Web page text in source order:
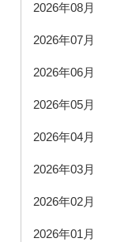
2026年08月
2026年07月
2026年06月
2026年05月
2026年04月
2026年03月
2026年02月
2026年01月